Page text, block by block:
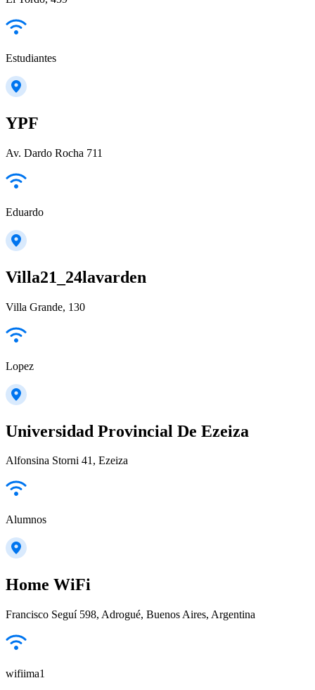
Estudiantes
YPF
Av. Dardo Rocha 711
Eduardo
Villa21_24lavarden
Villa Grande, 130
Lopez
Universidad Provincial De Ezeiza
Alfonsina Storni 41, Ezeiza
Alumnos
Home WiFi
Francisco Seguí 598, Adrogué, Buenos Aires, Argentina
wifiima1